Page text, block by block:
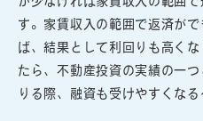
す。家賃収入の範囲で返済が
ば、結果として利回りも高く
たら、不動産投資の実績の一
りる際、融資も受けやすくなる